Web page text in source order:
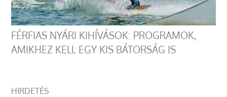
FÉRFIAS NYÁRI KIHÍVÁSOK: PROGRAMOK,
AMIKHEZ KELL EGY KIS BÁTORSÁG IS
HIRDETÉS